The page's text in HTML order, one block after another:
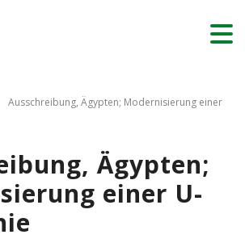
Ausschreibung, Ägypten; Modernisierung einer
Ägypten;
einer U-